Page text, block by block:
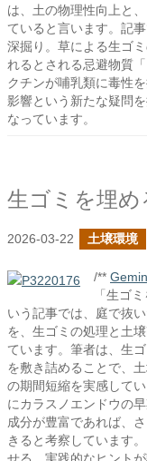
は、土の物理性向上と
ていると言います。記
深掘り。草による生ゴ
れるとされる忌避物質
クチンが哺乳類に毒性
影響という新たな疑問
なっています。
2026-03-22 土壌環境
/**
「生ゴ
いう記事では、庭で抜
を、生ゴミの処理と土
ています。筆者は、生
を敷き詰めることで、
の期間短縮を実感して
にカラスノエンドウの
成分が豊富であれば、
きると考察しています